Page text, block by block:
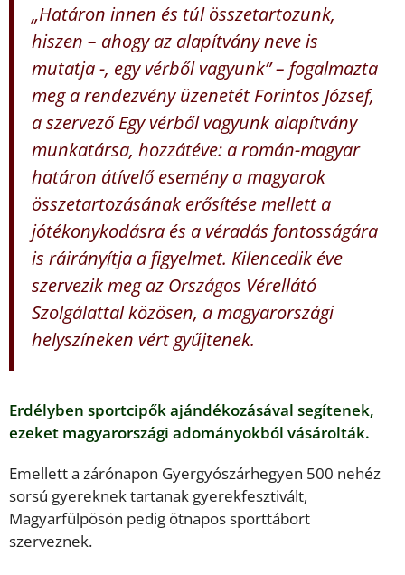
„Határon innen és túl összetartozunk,
hiszen – ahogy az alapítvány neve is
mutatja -, egy vérből vagyunk” – fogalmazta
meg a rendezvény üzenetét Forintos József,
a szervező Egy vérből vagyunk alapítvány
munkatársa, hozzátéve: a román-magyar
határon átívelő esemény a magyarok
összetartozásának erősítése mellett a
jótékonykodásra és a véradás fontosságára
is ráirányítja a figyelmet. Kilencedik éve
szervezik meg az Országos Vérellátó
Szolgálattal közösen, a magyarországi
helyszíneken vért gyűjtenek.
Erdélyben sportcipők ajándékozásával segítenek,
ezeket magyarországi adományokból vásárolták.
Emellett a zárónapon Gyergyószárhegyen 500 nehéz
sorsú gyereknek tartanak gyerekfesztivált,
Magyarfülpösön pedig ötnapos sporttábort
szerveznek.